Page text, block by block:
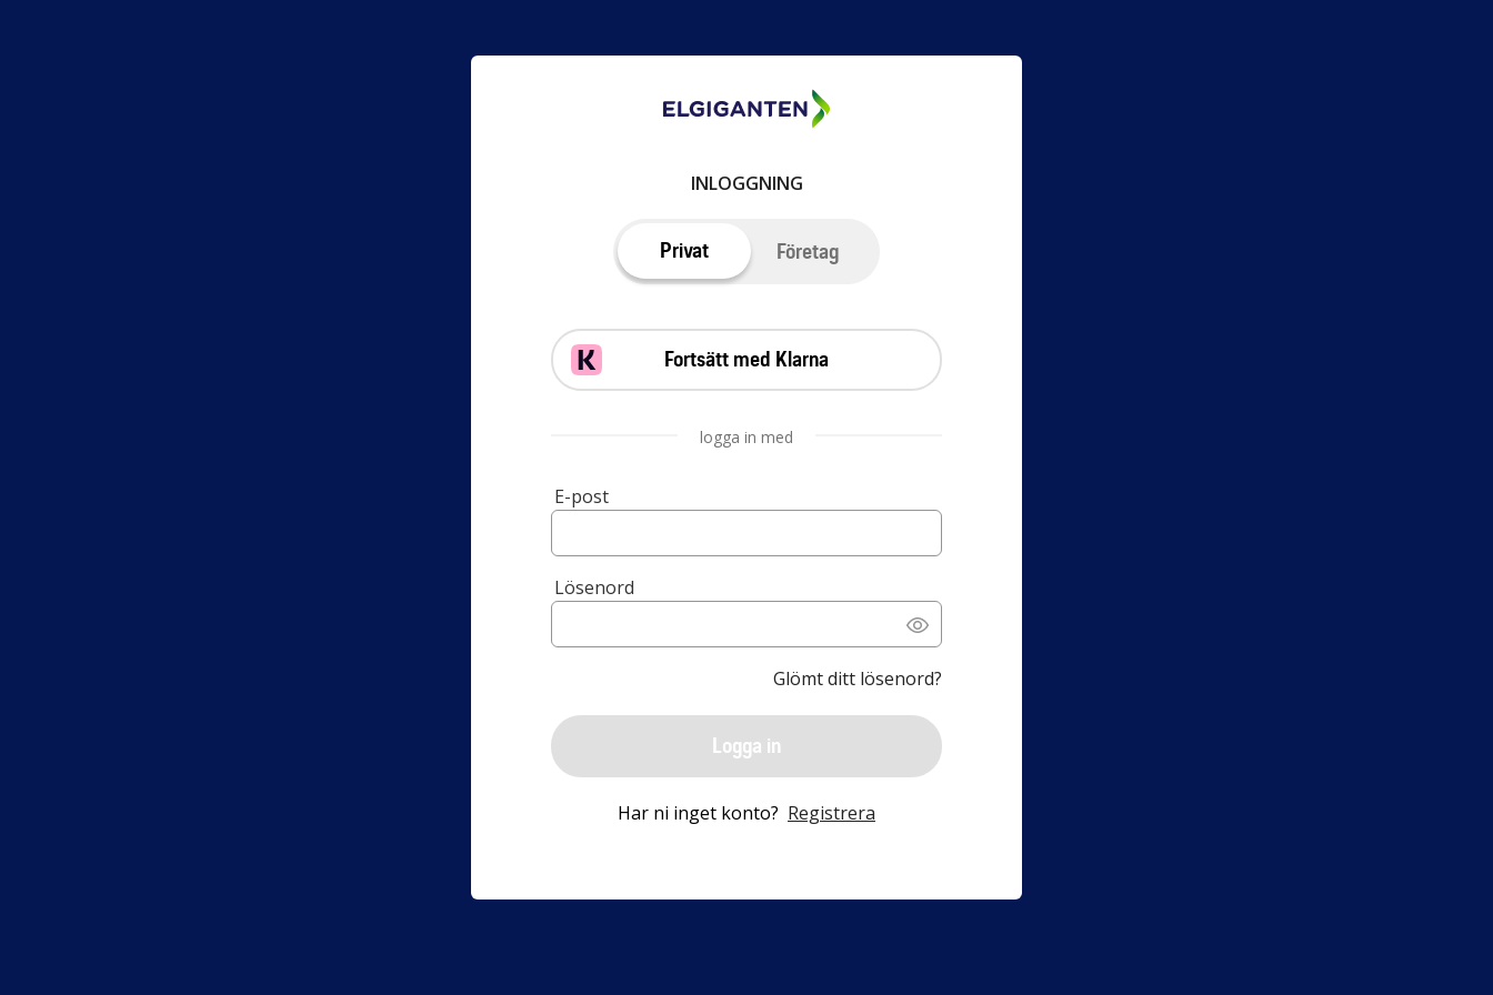
INLOGGNING
Privat Företag
Fortsätt med Klarna
logga in med
E-post
Lösenord
Glömt ditt lösenord?
Logga in
Har ni inget konto? Registrera